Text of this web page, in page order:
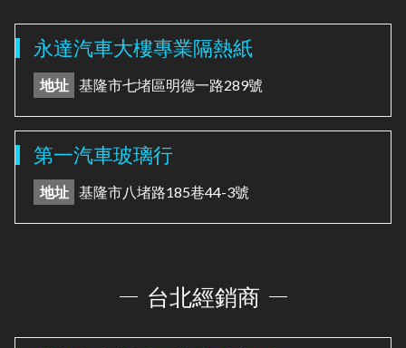
永達汽車大樓專業隔熱紙
地址 基隆市七堵區明德一路289號
第一汽車玻璃行
地址 基隆市八堵路185巷44-3號
台北經銷商